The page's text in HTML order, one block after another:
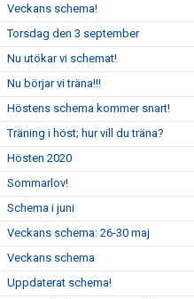
Veckans schema!
Torsdag den 3 september
Nu utökar vi schemat!
Nu börjar vi träna!!!
Höstens schema kommer snart!
Träning i höst; hur vill du träna?
Hösten 2020
Sommarlov!
Schema i juni
Veckans schema: 26-30 maj
Veckans schema
Uppdaterat schema!